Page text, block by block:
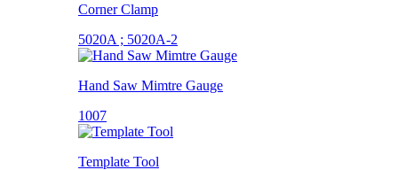
Corner Clamp
5020A ; 5020A-2
Hand Saw Mimtre Gauge
1007
Template Tool